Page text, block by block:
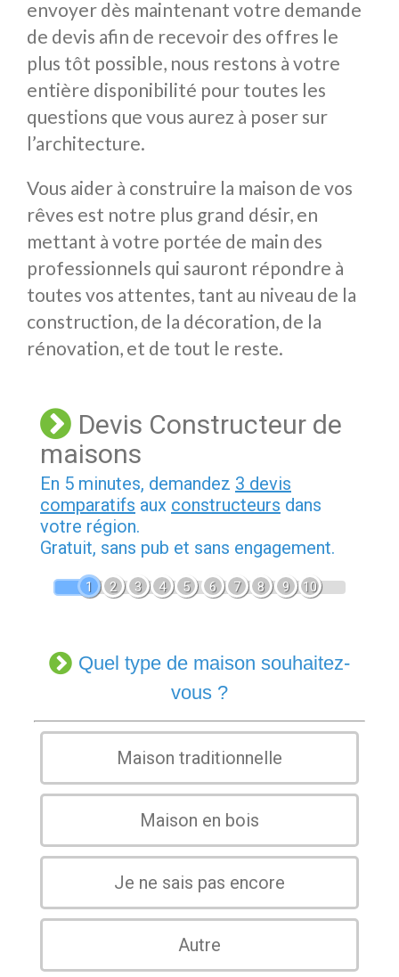
envoyer dès maintenant votre demande
de devis afin de recevoir des offres le
plus tôt possible, nous restons à votre
entière disponibilité pour toutes les
questions que vous aurez à poser sur
l’architecture.
Vous aider à construire la maison de vos
rêves est notre plus grand désir, en
mettant à votre portée de main des
professionnels qui sauront répondre à
toutes vos attentes, tant au niveau de la
construction, de la décoration, de la
rénovation, et de tout le reste.
Devis Constructeur de
maisons
En 5 minutes, demandez 3 devis
comparatifs aux constructeurs dans
votre région.
Gratuit, sans pub et sans engagement.
1 2 3 4 5 6 7 8 9 10
Quel type de maison souhaitez-
vous ?
Maison traditionnelle
Maison en bois
Je ne sais pas encore
Autre